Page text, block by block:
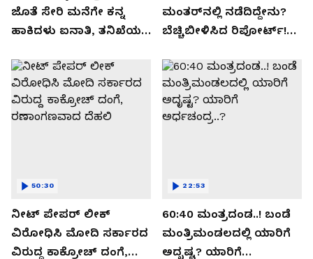
ಜೊತೆ ಸೇರಿ ಮನೆಗೇ ಕನ್ನ
ಹಾಕಿದಳು ಐನಾತಿ, ತನಿಖೆಯಲ್ಲಿ
ಮಂತರ್‌ನಲ್ಲಿ ನಡೆದಿದ್ದೇನು?
ಬೆಚ್ಚಿಬೀಳಿಸಿದ ರಿಪೋರ್ಟ್!
ಸೀಕ್ರೆಟ್?
ನೀಟ್ ಪೇಪರ್ ಲೀಕ್
ವಿರೋಧಿಸಿ ಮೋದಿ ಸರ್ಕಾರದ
ವಿರುದ್ದ ಕಾಕ್ರೋಚ್ ದಂಗೆ,
50:30
60:40 ಮಂತ್ರದಂಡ..! ಬಂಡೆ
ಮಂತ್ರಿಮಂಡಲದಲ್ಲಿ ಯಾರಿಗೆ
ಅದೃಷ್ಟ? ಯಾರಿಗೆ
22:53